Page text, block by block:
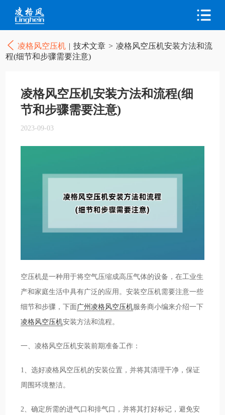
凌格风空压机 | 技术文章 > 凌格风空压机安装方法和流
程(细节和步骤需要注意)
凌格风空压机安装方法和流程(细
节和步骤需要注意)
2023-09-03
空压机是一种用于将空气压缩成高压气体的设备，在工业生
产和家庭生活中具有广泛的应用。安装空压机需要注意一些
细节和步骤，下面广州凌格风空压机服务商小编来介绍一下
凌格风空压机安装方法和流程。
一、凌格风空压机安装前期准备工作：
1、选好凌格风空压机的安装位置，并将其清理干净，保证
周围环境整洁。
2、确定所需的进气口和排气口，并将其打好标记，避免安